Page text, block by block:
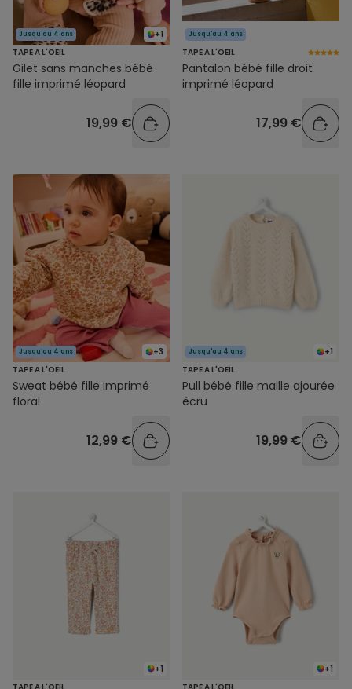
+1
Jusqu'au 4 ans
TAPE A L'OEIL
Gilet sans manches bébé
fille imprimé léopard
19,99 €
Jusqu'au 4 ans
TAPE A L'OEIL
Pantalon bébé fille droit
imprimé léopard
17,99 €
+3
Jusqu'au 4 ans
TAPE A L'OEIL
Sweat bébé fille imprimé
floral
12,99 €
+1
Jusqu'au 4 ans
TAPE A L'OEIL
Pull bébé fille maille ajourée
écru
19,99 €
+1
+1